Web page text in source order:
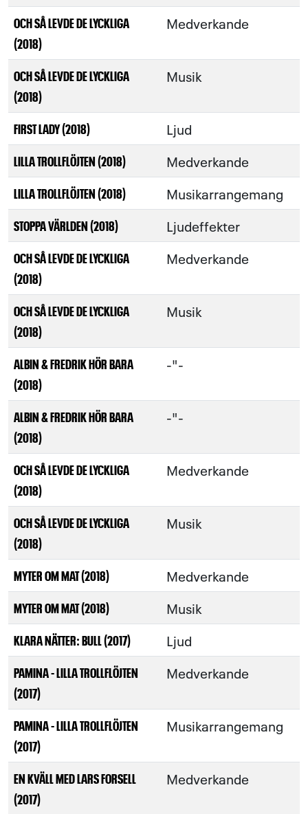
OCH SÅ LEVDE DE LYCKLIGA
(2018)
Medverkande
OCH SÅ LEVDE DE LYCKLIGA
(2018)
Musik
FIRST LADY (2018) Ljud
LILLA TROLLFLÖJTEN (2018) Medverkande
LILLA TROLLFLÖJTEN (2018) Musikarrangemang
STOPPA VÄRLDEN (2018) Ljudeffekter
OCH SÅ LEVDE DE LYCKLIGA
(2018)
Medverkande
OCH SÅ LEVDE DE LYCKLIGA
(2018)
Musik
ALBIN & FREDRIK HÖR BARA
(2018)
-"-
ALBIN & FREDRIK HÖR BARA
(2018)
-"-
OCH SÅ LEVDE DE LYCKLIGA
(2018)
Medverkande
OCH SÅ LEVDE DE LYCKLIGA
(2018)
Musik
MYTER OM MAT (2018) Medverkande
MYTER OM MAT (2018) Musik
KLARA NÄTTER: BULL (2017) Ljud
PAMINA - LILLA TROLLFLÖJTEN
(2017)
Medverkande
PAMINA - LILLA TROLLFLÖJTEN
(2017)
Musikarrangemang
EN KVÄLL MED LARS FORSELL
(2017)
Medverkande